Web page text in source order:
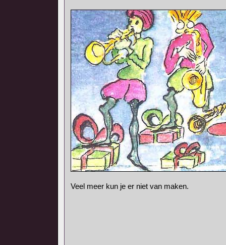
Veel meer kun je er niet van maken.